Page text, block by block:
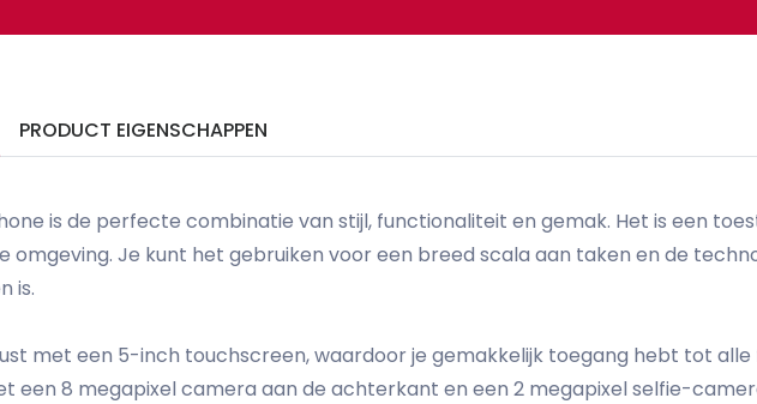
PRODUCT EIGENSCHAPPEN
is de perfecte combinatie van stijl, functionaliteit en gemak. Het is een
omgeving. Je kunt het gebruiken voor een breed scala aan taken en de
is.
met een 5-inch touchscreen, waardoor je gemakkelijk toegang hebt tot
een 8 megapixel camera aan de achterkant en een 2 megapixel selfie-